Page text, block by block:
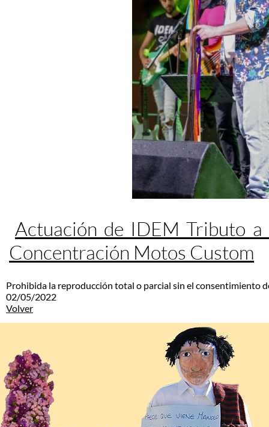
Actuación de IDEM Tributo
Concentración Motos Custom
Prohibida la reproducción total o parcial sin el consentimiento
02/05/2022
Volver